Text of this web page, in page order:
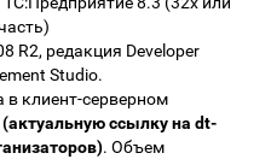
R2, редакция Developer
Studio.
в клиент-серверном
(актуальную ссылку на dt-
. Объем